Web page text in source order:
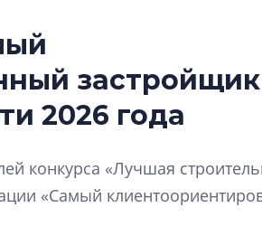
застройщик
2026 года
конкурса «Лучшая
«Самый